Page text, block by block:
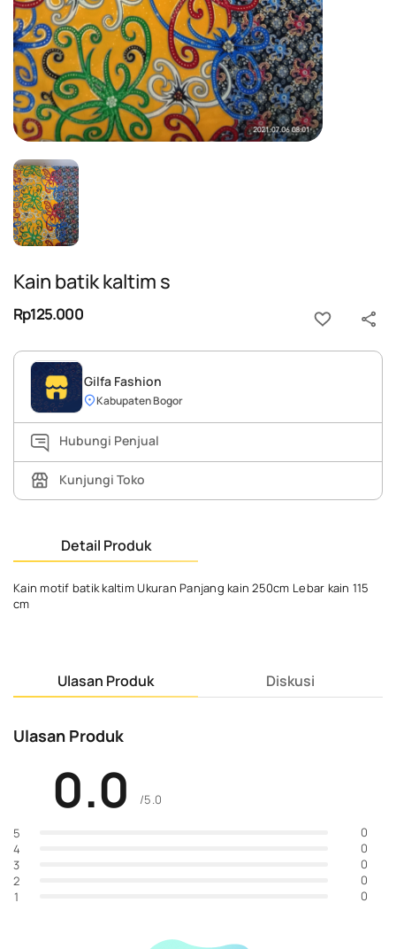
Kain batik kaltim s
Rp125.000
Gilfa Fashion
Kabupaten Bogor
Hubungi Penjual
Kunjungi Toko
Detail Produk
Kain motif batik kaltim Ukuran Panjang kain 250cm Lebar kain 115
cm
Ulasan Produk Diskusi
Ulasan Produk
0.0 /5.0
5
0
4
0
3
0
2
0
1
0